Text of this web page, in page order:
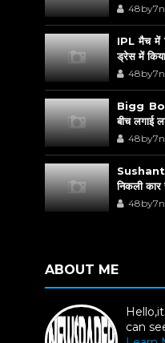
IPL मैच में
ड्रेस में
Bigg
बीच
Sushant
निकली
ABOUT ME
can